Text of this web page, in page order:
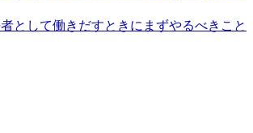
として働きだすときにまずやるべきこと